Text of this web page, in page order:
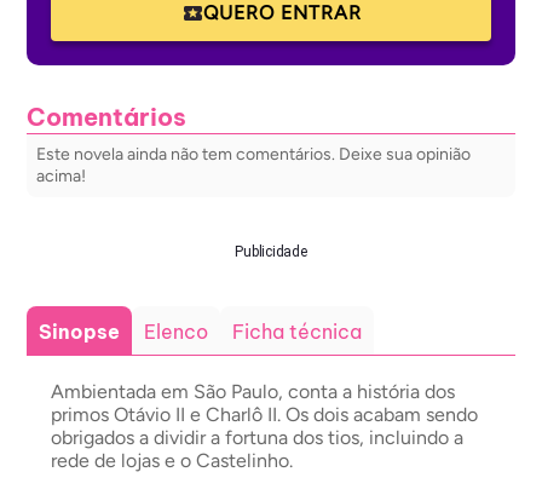
QUERO ENTRAR
Comentários
Este novela ainda não tem comentários. Deixe sua opinião
acima!
Publicidade
Sinopse Elenco Ficha técnica
Ambientada em São Paulo, conta a história dos
primos Otávio II e Charlô II. Os dois acabam sendo
obrigados a dividir a fortuna dos tios, incluindo a
rede de lojas e o Castelinho.